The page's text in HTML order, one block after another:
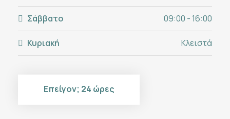
Σάββατο 09:00 - 16:00
Κυριακή Κλειστά
Επείγον; 24 ώρες